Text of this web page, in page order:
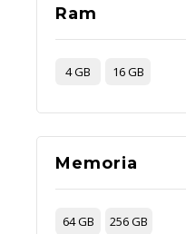
Ram
4 GB 16 GB
Memoria
64 GB 256 GB